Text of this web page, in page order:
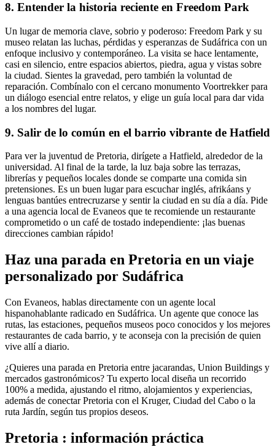
8. Entender la historia reciente en Freedom Park
Un lugar de memoria clave, sobrio y poderoso: Freedom Park y su
museo relatan las luchas, pérdidas y esperanzas de Sudáfrica con un
enfoque inclusivo y contemporáneo. La visita se hace lentamente,
casi en silencio, entre espacios abiertos, piedra, agua y vistas sobre
la ciudad. Sientes la gravedad, pero también la voluntad de
reparación. Combínalo con el cercano monumento Voortrekker para
un diálogo esencial entre relatos, y elige un guía local para dar vida
a los nombres del lugar.
9. Salir de lo común en el barrio vibrante de Hatfield
Para ver la juventud de Pretoria, dirígete a Hatfield, alrededor de la
universidad. Al final de la tarde, la luz baja sobre las terrazas,
librerías y pequeños locales donde se comparte una comida sin
pretensiones. Es un buen lugar para escuchar inglés, afrikáans y
lenguas bantúes entrecruzarse y sentir la ciudad en su día a día. Pide
a una agencia local de Evaneos que te recomiende un restaurante
comprometido o un café de tostado independiente: ¡las buenas
direcciones cambian rápido!
Haz una parada en Pretoria en un viaje
personalizado por Sudáfrica
Con Evaneos, hablas directamente con un agente local
hispanohablante radicado en Sudáfrica. Un agente que conoce las
rutas, las estaciones, pequeños museos poco conocidos y los mejores
restaurantes de cada barrio, y te aconseja con la precisión de quien
vive allí a diario.
¿Quieres una parada en Pretoria entre jacarandas, Union Buildings y
mercados gastronómicos? Tu experto local diseña un recorrido
100% a medida, ajustando el ritmo, alojamientos y experiencias,
además de conectar Pretoria con el Kruger, Ciudad del Cabo o la
ruta Jardín, según tus propios deseos.
Pretoria : información práctica